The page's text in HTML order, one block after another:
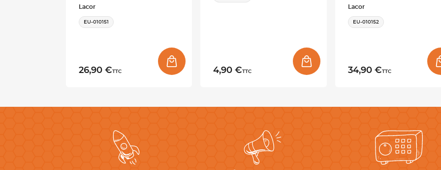
Lacor
EU-010151
26,90 €TTC 4,90 €TTC
Lacor
EU-010152
34,90 €TTC